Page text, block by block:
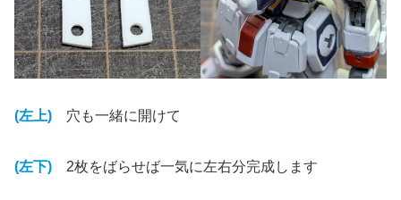
(左上) 穴も一緒に開けて
(左下) 2枚をばらせば一気に左右分完成します